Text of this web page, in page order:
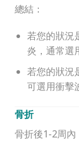
總結：
若您的狀況
炎，通常選
若您的狀況
可選用衝擊
骨折
骨折後1-2周內